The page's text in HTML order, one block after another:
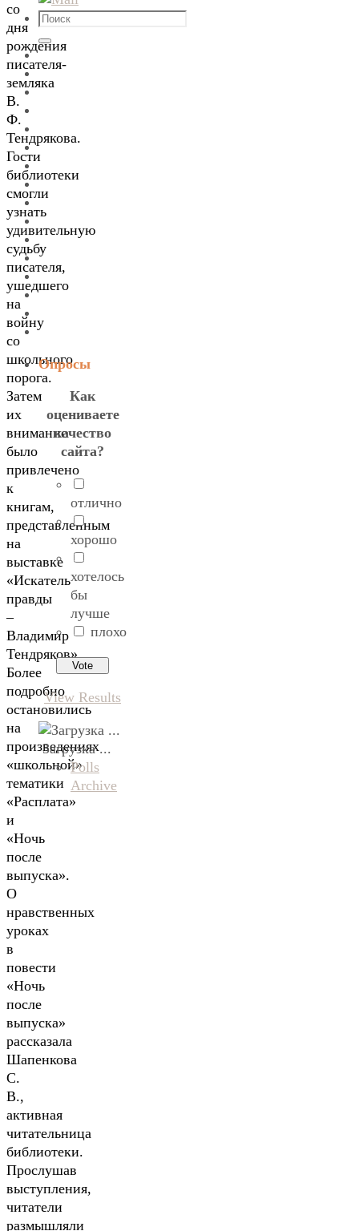
со
дня
рождения
писателя-
земляка
В.
Ф.
Тендрякова.
Гости
библиотеки
смогли
узнать
удивительную
судьбу
писателя,
ушедшего
на
войну
со
школьного
порога.
Затем
их
внимание
было
привлечено
к
книгам,
представленным
на
выставке
«Искатель
правды
–
Владимир
Тендряков».
Более
подробно
остановились
на
произведениях
«школьной»
тематики
«Расплата»
и
«Ночь
после
выпуска».
О
нравственных
уроках
в
повести
«Ночь
после
выпуска»
рассказала
Шапенкова
С.
В.,
активная
читательница
библиотеки.
Прослушав
выступления,
читатели
размышляли
Что
искать:
Поиск
Опросы
Как
оцениваете
качество
сайта?
отлично
хорошо
хотелось
бы
лучше
плохо
View Results
Загрузка ...
Polls
Archive